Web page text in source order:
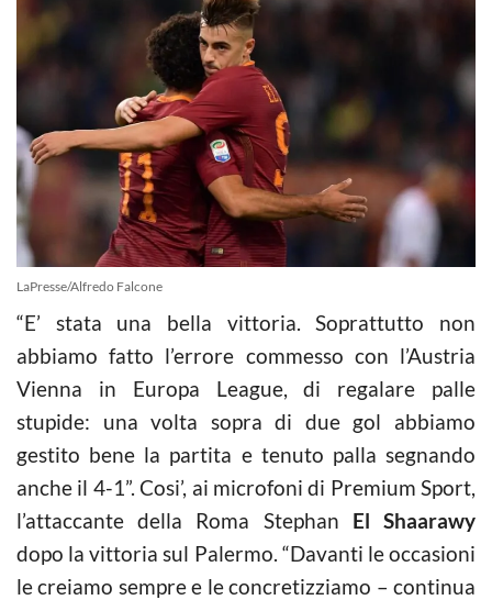
LaPresse/Alfredo Falcone
“E’ stata una bella vittoria. Soprattutto non
abbiamo fatto l’errore commesso con l’Austria
Vienna in Europa League, di regalare palle
stupide: una volta sopra di due gol abbiamo
gestito bene la partita e tenuto palla segnando
anche il 4-1”. Cosi’, ai microfoni di Premium Sport,
l’attaccante della Roma Stephan El Shaarawy
dopo la vittoria sul Palermo. “Davanti le occasioni
le creiamo sempre e le concretizziamo – continua